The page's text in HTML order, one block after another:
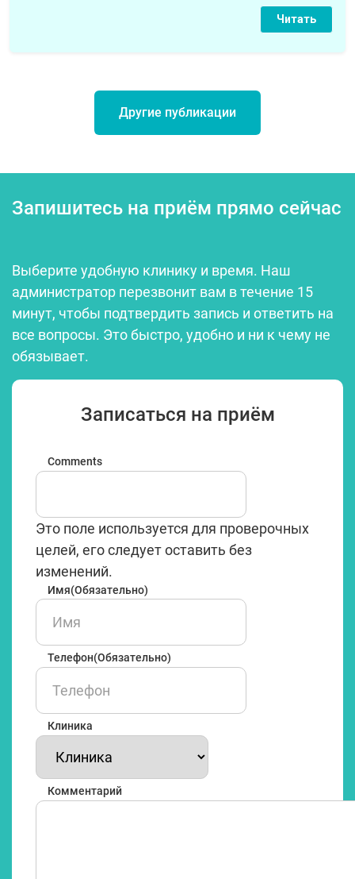
Читать
Другие публикации
Запишитесь на приём прямо сейчас
Выберите удобную клинику и время. Наш
администратор перезвонит вам в течение 15
минут, чтобы подтвердить запись и ответить на
все вопросы. Это быстро, удобно и ни к чему не
обязывает.
Записаться на приём
Comments
Это поле используется для проверочных
целей, его следует оставить без
изменений.
Имя(Обязательно)
Имя
Телефон(Обязательно)
Клиника
Комментарий